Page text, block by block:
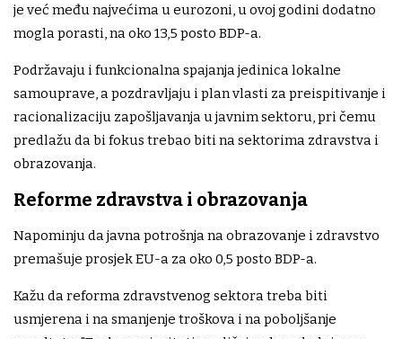
je već među najvećima u eurozoni, u ovoj godini dodatno
mogla porasti, na oko 13,5 posto BDP-a.
Podržavaju i funkcionalna spajanja jedinica lokalne
samouprave, a pozdravljaju i plan vlasti za preispitivanje i
racionalizaciju zapošljavanja u javnim sektoru, pri čemu
predlažu da bi fokus trebao biti na sektorima zdravstva i
obrazovanja.
Reforme zdravstva i obrazovanja
Napominju da javna potrošnja na obrazovanje i zdravstvo
premašuje prosjek EU-a za oko 0,5 posto BDP-a.
Kažu da reforma zdravstvenog sektora treba biti
usmjerena i na smanjenje troškova i na poboljšanje